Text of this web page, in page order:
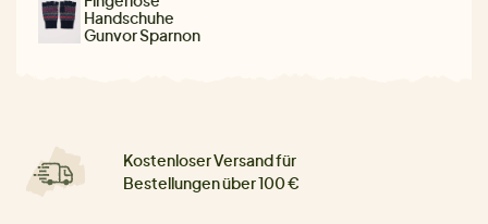
Handschuhe
Gunvor Sparnon
Kostenloser Versand für
Bestellungen über 100 €